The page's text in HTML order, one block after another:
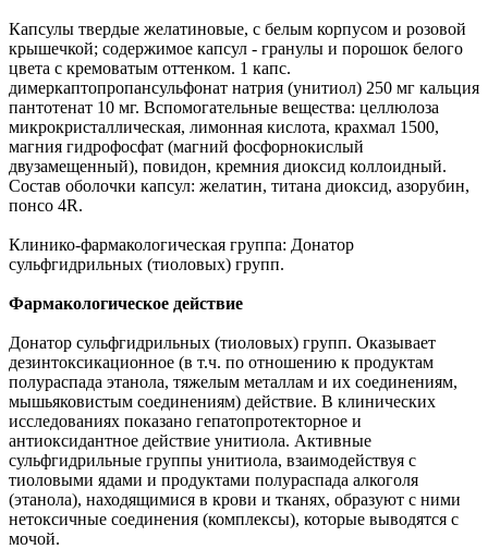
Капсулы твердые желатиновые, с белым корпусом и розовой
крышечкой; содержимое капсул - гранулы и порошок белого
цвета с кремоватым оттенком. 1 капс.
димеркаптопропансульфонат натрия (унитиол) 250 мг кальция
пантотенат 10 мг. Вспомогательные вещества: целлюлоза
микрокристаллическая, лимонная кислота, крахмал 1500,
магния гидрофосфат (магний фосфорнокислый
двузамещенный), повидон, кремния диоксид коллоидный.
Состав оболочки капсул: желатин, титана диоксид, азорубин,
понсо 4R.
Клинико-фармакологическая группа: Донатор
сульфгидрильных (тиоловых) групп.
Фармакологическое действие
Донатор сульфгидрильных (тиоловых) групп. Оказывает
дезинтоксикационное (в т.ч. по отношению к продуктам
полураспада этанола, тяжелым металлам и их соединениям,
мышьяковистым соединениям) действие. В клинических
исследованиях показано гепатопротекторное и
антиоксидантное действие унитиола. Активные
сульфгидрильные группы унитиола, взаимодействуя с
тиоловыми ядами и продуктами полураспада алкоголя
(этанола), находящимися в крови и тканях, образуют с ними
нетоксичные соединения (комплексы), которые выводятся с
мочой.